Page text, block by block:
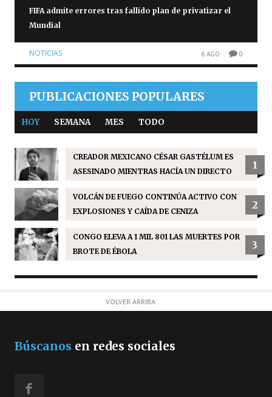
FIFA admite errores tras fallido plan de privatizar el
Mundial
NOTICIAS 6 AGO 0
PUBLICACIONES POPULARES
HOY SEMANA MES TODO
CREADOR MEXICANO CÉSAR GASTÉLUM ES
ASESINADO MIENTRAS HACÍA UN DIRECTO
1
VOLCÁN DE FUEGO CONTINÚA ACTIVO CON
EXPLOSIONES Y CAÍDA DE CENIZA
2
CONGO ELEVA A 1 MIL 801 LAS MUERTES POR
BROTE DE ÉBOLA
3
VOLVER ARRIBA
Búscanos en redes sociales